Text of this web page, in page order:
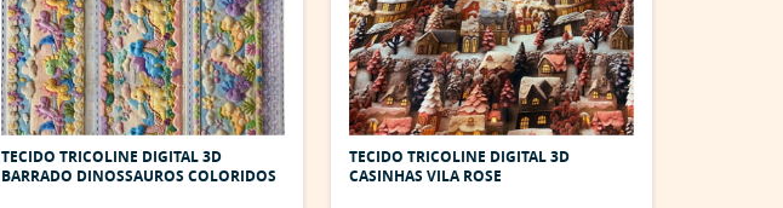
TECIDO TRICOLINE DIGITAL 3D
BARRADO DINOSSAUROS COLORIDOS
TECIDO TRICOLINE DIGITAL 3D
CASINHAS VILA ROSE